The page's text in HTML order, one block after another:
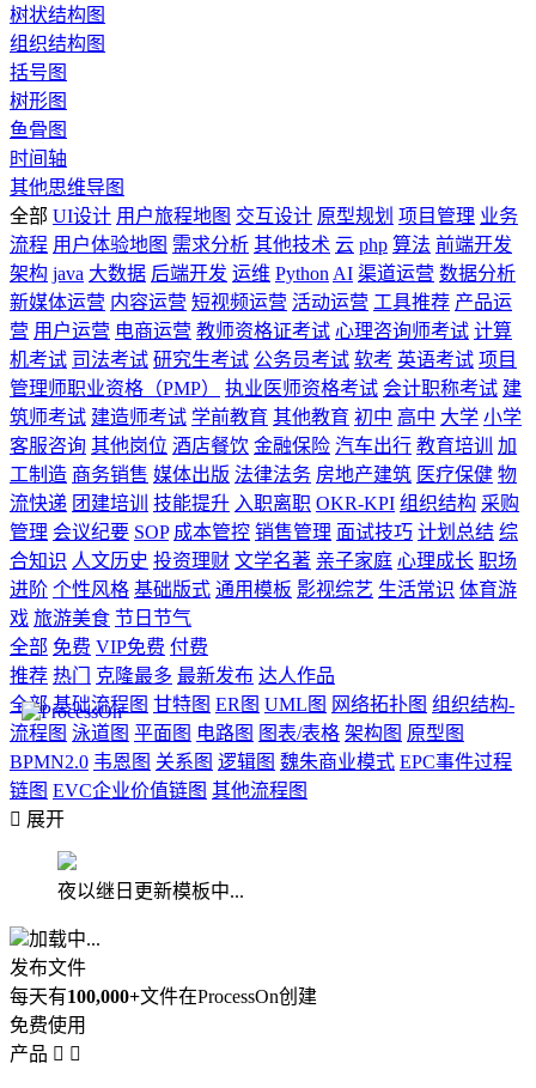
树状结构图
组织结构图
括号图
树形图
鱼骨图
时间轴
其他思维导图
全部 UI设计 用户旅程地图 交互设计 原型规划 项目管理 业务
流程 用户体验地图 需求分析 其他技术 云 php 算法 前端开发
架构 java 大数据 后端开发 运维 Python AI 渠道运营 数据分析
新媒体运营 内容运营 短视频运营 活动运营 工具推荐 产品运
营 用户运营 电商运营 教师资格证考试 心理咨询师考试 计算
机考试 司法考试 研究生考试 公务员考试 软考 英语考试 项目
管理师职业资格（PMP）
执业医师资格考试 会计职称考试 建
筑师考试 建造师考试 学前教育 其他教育 初中 高中 大学 小学
客服咨询 其他岗位 酒店餐饮 金融保险 汽车出行 教育培训
加
工制造 商务销售 媒体出版 法律法务 房地产建筑 医疗保健 物
流快递 团建培训 技能提升 入职离职 OKR-KPI 组织结构 采购
管理 会议纪要 SOP 成本管控 销售管理 面试技巧 计划总结 综
合知识 人文历史 投资理财 文学名著 亲子家庭 心理成长 职场
进阶 个性风格 基础版式 通用模板 影视综艺 生活常识 体育游
戏 旅游美食 节日节气
全部 免费 VIP免费 付费
推荐 热门 克隆最多 最新发布 达人作品
全部 基础流程图 甘特图 ER图 UML图 网络拓扑图 组织结构-
流程图 泳道图 平面图 电路图 图表/表格 架构图 原型图
BPMN2.0 韦恩图 关系图 逻辑图 魏朱商业模式 EPC事件过程
链图 EVC企业价值链图 其他流程图
 展开
夜以继日更新模板中...
加载中...
发布文件
每天有100,000+文件在ProcessOn创建
免费使用
产品  